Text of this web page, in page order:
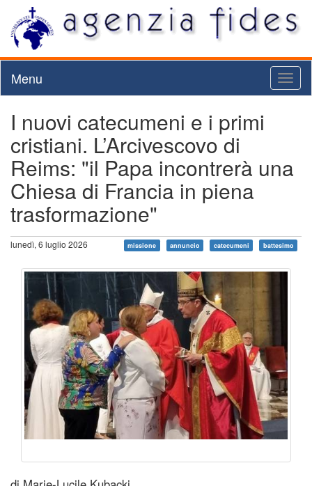
Menu
I nuovi catecumeni e i primi
cristiani. L’Arcivescovo di
Reims: "il Papa incontrerà una
Chiesa di Francia in piena
trasformazione"
lunedì, 6 luglio 2026 missione annuncio catecumeni battesimo